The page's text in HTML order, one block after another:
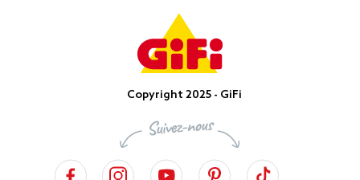
Copyright 2025 - GiFi